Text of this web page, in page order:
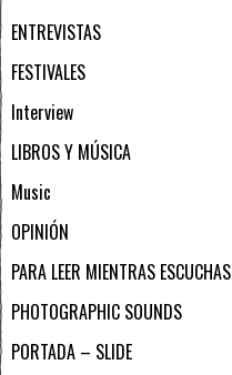
ENTREVISTAS
FESTIVALES
Interview
LIBROS Y MÚSICA
Music
OPINIÓN
PARA LEER MIENTRAS ESCUCHAS
PHOTOGRAPHIC SOUNDS
PORTADA – SLIDE